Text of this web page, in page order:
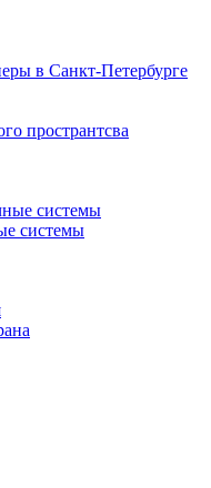
в Санкт-Петербурге
пространтсва
системы
системы